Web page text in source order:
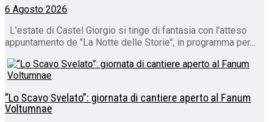
6 Agosto 2026
L'estate di Castel Giorgio si tinge di fantasia con l'atteso
appuntamento de "La Notte delle Storie", in programma per...
“Lo Scavo Svelato”: giornata di cantiere aperto al Fanum
Voltumnae